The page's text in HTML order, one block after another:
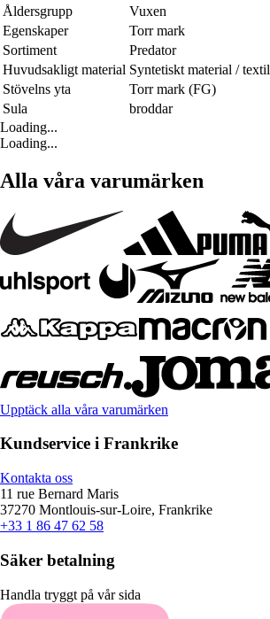
Åldersgrupp
Vuxen
Egenskaper
Torr mark
Sortiment
Predator
Huvudsakligt material Syntetiskt material / textil
Stövelns yta
Torr mark (FG)
Sula
broddar
Loading...
Loading...
Alla våra varumärken
Upptäck alla våra varumärken
Kundservice i Frankrike
Kontakta oss
11 rue Bernard Maris
37270 Montlouis-sur-Loire, Frankrike
+33 1 86 47 62 58
Säker betalning
Handla tryggt på vår sida